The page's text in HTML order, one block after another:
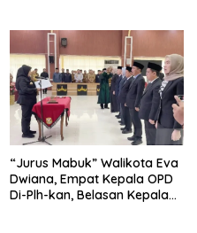
“Jurus Mabuk” Walikota Eva
Dwiana, Empat Kepala OPD
Di-Plh-kan, Belasan Kepala